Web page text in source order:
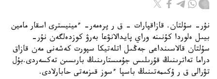
نۇر- سۇلتان. قازاقپارات – ق ر پرەمەر- ءمينيسترى اسقار مامين
بيىل ەلوردا كۇنىنە وراي پايدالانۋعا بەرۋ كوزدەلگەن نۇر-
سۇلتان قالاسىنداعى جەڭىل اتلەتيكا سپورت كەشەنى مەن قازاق
دراما تەاترىنىڭ قۇرىلىس جۇمىستارىنىڭ بارىسىن تەكسەردى.بۇل
تۋرالى ق ر ۇكىمەتىنىڭ باسپا ءسوز قىزمەتى حابارلادى.